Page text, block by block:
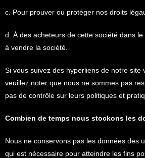
c. Pour prouver ou protéger nos droits
d. À des acheteurs de cette société dans
à vendre la société.
Si vous suivez des hyperliens de notre site
veuillez noter que nous ne sommes pas
pas de contrôle sur leurs politiques et
Combien de temps nous stockons les
Nous ne conservons pas les données des
qui est nécessaire pour atteindre les fins